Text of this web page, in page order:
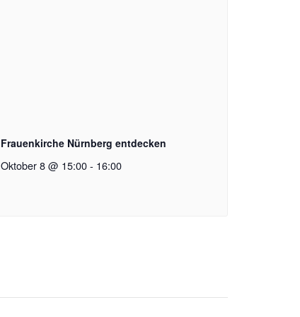
Frauenkirche Nürnberg entdecken
Oktober 8 @ 15:00 - 16:00